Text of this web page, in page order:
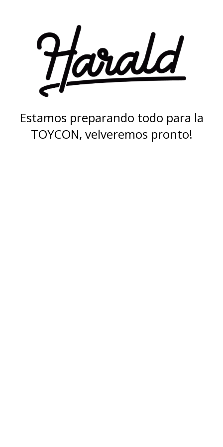
Estamos preparando todo para la
TOYCON, velveremos pronto!